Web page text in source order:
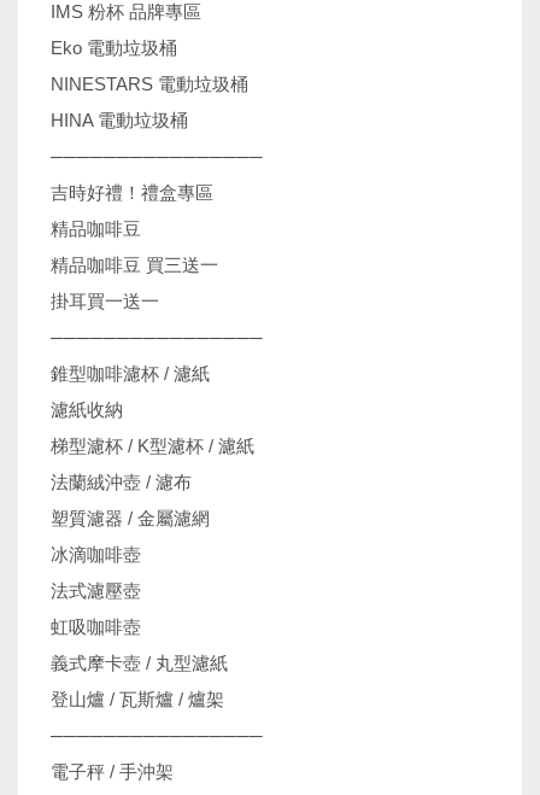
IMS 粉杯 品牌專區
Eko 電動垃圾桶
NINESTARS 電動垃圾桶
HINA 電動垃圾桶
────────────────
吉時好禮！禮盒專區
精品咖啡豆
精品咖啡豆 買三送一
掛耳買一送一
────────────────
錐型咖啡濾杯 / 濾紙
濾紙收納
梯型濾杯 / K型濾杯 / 濾紙
法蘭絨沖壺 / 濾布
塑質濾器 / 金屬濾網
冰滴咖啡壺
法式濾壓壺
虹吸咖啡壺
義式摩卡壺 / 丸型濾紙
登山爐 / 瓦斯爐 / 爐架
────────────────
電子秤 / 手沖架